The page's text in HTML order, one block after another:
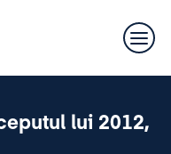
lui 2012,